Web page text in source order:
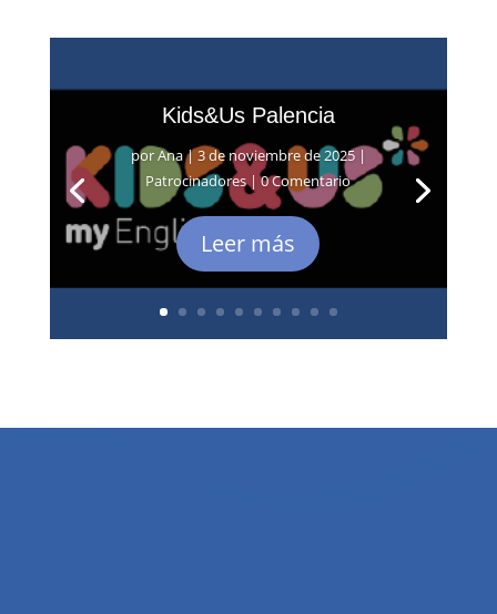
Kids&Us Palencia
porAna|3 de noviembre de 2025|
Patrocinadores| 0 Comentario
Leer más